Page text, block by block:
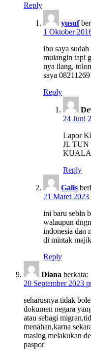
Reply
yusuf
1 Oktober
ibu saya
mulangin tapi
nya ilang,
saya
Reply
24 Juni
Lapor
JL
Reply
Galis
21 Maret
ini baru sebln
walaupun
indonesia dan
di mintak
Reply
Diana berkata:
20 September 2023
seharusnya tidak
dokumen negara
atau sebagi
menahan,karna
masing melakukan
paspor